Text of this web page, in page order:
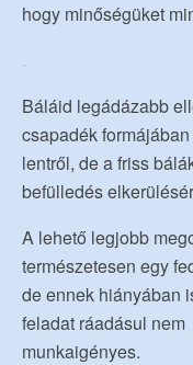
hogy minőségüket
.
Báláid legádázabb
csapadék
lentről, de a friss
befülledés
A lehető legjobb
természetesen egy
de ennek hiányában
feladat ráadásul
munkaigényes.